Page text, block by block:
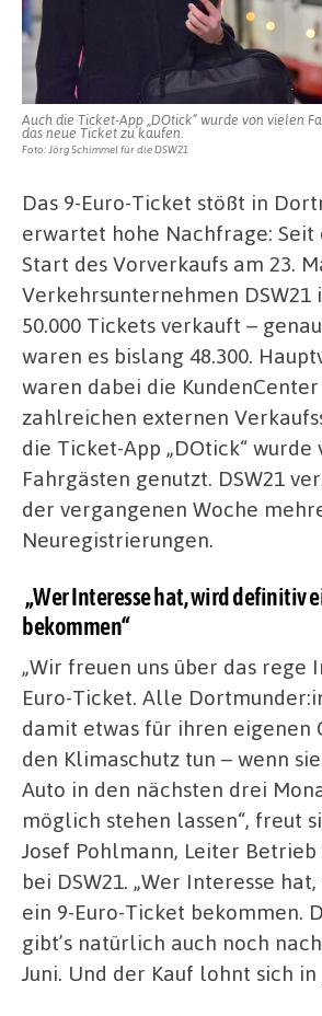
ersten
Woche
verkauft
Auch die Ticket-App „DOtick“ wurde von vielen
das neue Ticket zu kaufen.
Foto: Jörg Schimmel für die DSW21
Das 9-Euro-Ticket stößt in
erwartet hohe Nachfrage:
Start des Vorverkaufs am 23.
Verkehrsunternehmen DSW21
50.000 Tickets verkauft –
waren es bislang 48.300.
waren dabei die
zahlreichen externen
die Ticket-App „DOtick“ wurde
Fahrgästen genutzt. DSW21
der vergangenen Woche
Neuregistrierungen.
„Wer Interesse hat, wird definitiv
bekommen“
„Wir freuen uns über das rege
Euro-Ticket. Alle
damit etwas für ihren eigenen
den Klimaschutz tun – wenn
Auto in den nächsten drei
möglich stehen lassen“, freut
Josef Pohlmann, Leiter
bei DSW21. „Wer Interesse
ein 9-Euro-Ticket bekommen.
gibt’s natürlich auch noch
Juni. Und der Kauf lohnt sich